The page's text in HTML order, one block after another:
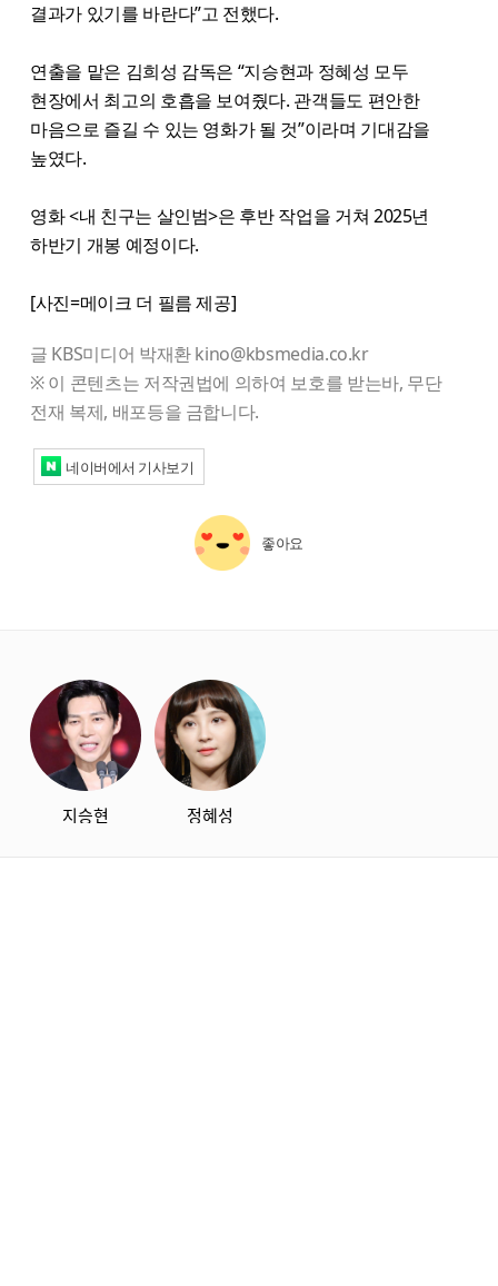
결과가 있기를 바란다”고 전했다.
연출을 맡은 김희성 감독은 “지승현과 정혜성 모두
현장에서 최고의 호흡을 보여줬다. 관객들도 편안한
마음으로 즐길 수 있는 영화가 될 것”이라며 기대감을
높였다.
영화 <내 친구는 살인범>은 후반 작업을 거쳐 2025년
하반기 개봉 예정이다.
[사진=메이크 더 필름 제공]
글 KBS미디어 박재환 kino@kbsmedia.co.kr
※ 이 콘텐츠는 저작권법에 의하여 보호를 받는바, 무단
전재 복제, 배포등을 금합니다.
네이버에서 기사보기
좋아요
지승현 정혜성